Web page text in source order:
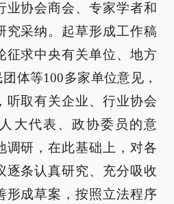
业协会商会、专家学者和
究采纳。起草形成工作稿
征求中央有关单位、地方
体等100多家单位意见，
听取有关企业、行业协会
大代表、政协委员的意
调研，在此基础上，对各
逐条认真研究、充分吸收
形成草案，按照立法程序